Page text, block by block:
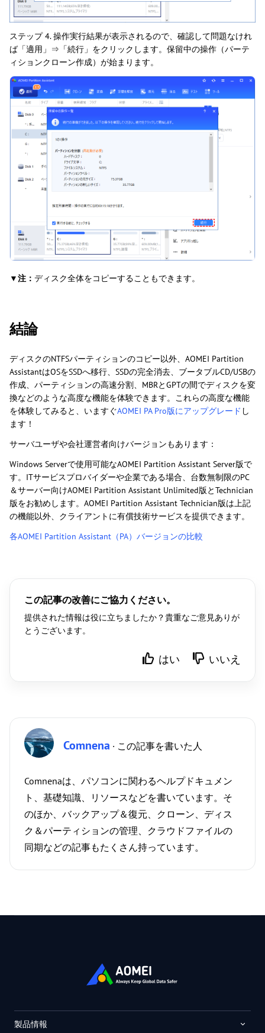
ステップ 4. 操作実行結果が表示されるので、確認して問題なけれ
ば「適用」⇒「続行」をクリックします。保留中の操作（パーテ
ィションクローン作成）が始まります。
▼注： ディスク全体をコピーすることもできます。
結論
ディスクのNTFSパーティションのコピー以外、AOMEI Partition
AssistantはOSをSSDへ移行、SSDの完全消去、ブータブルCD/USBの
作成、パーティションの高速分割、MBRとGPTの間でディスクを変
換などのような高度な機能を体験できます。これらの高度な機能
を体験してみると、いますぐAOMEI PA Pro版にアップグレード し
ます！
サーバユーザや会社運営者向けバージョンもあります：
Windows Serverで使用可能なAOMEI Partition Assistant Server版で
す。ITサービスプロバイダーや企業である場合、台数無制限のPC
＆サーバー向けAOMEI Partition Assistant Unlimited版とTechnician
版をお勧めします。AOMEI Partition Assistant Technician版は上記
の機能以外、クライアントに有償技術サービスを提供できます。
各AOMEI Partition Assistant（PA）バージョンの比較
この記事の改善にご協力ください。
提供された情報は役に立ちましたか？貴重なご意見ありが
とうございます。
はい いいえ
Comnena · この記事を書いた人
Comnenaは、パソコンに関わるヘルプドキュメン
ト、基礎知識、リソースなどを書いています。そ
のほか、バックアップ＆復元、クローン、ディス
ク＆パーティションの管理、クラウドファイルの
同期などの記事もたくさん持っています。
製品情報